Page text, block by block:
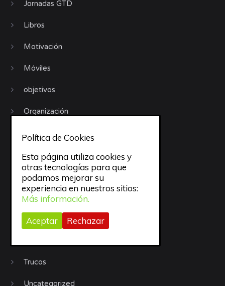
Jornadas GTD
Libros
Motivación
Móviles
objetivos
Organización
Procrastinación
Productividad
Recursos
Sueño
todo
Trucos
Uncategorized
Política de Cookies
Esta página utiliza cookies y
otras tecnologías para que
podamos mejorar su
experiencia en nuestros sitios:
Más información.
Aceptar Rechazar